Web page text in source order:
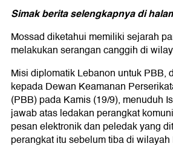
Simak berita selengkapnya di
Mossad diketahui memiliki sejarah
melakukan serangan canggih di
Misi diplomatik Lebanon untuk PBB,
kepada Dewan Keamanan
(PBB) pada Kamis (19/9), menuduh
jawab atas ledakan perangkat
pesan elektronik dan peledak yang
perangkat itu sebelum tiba di